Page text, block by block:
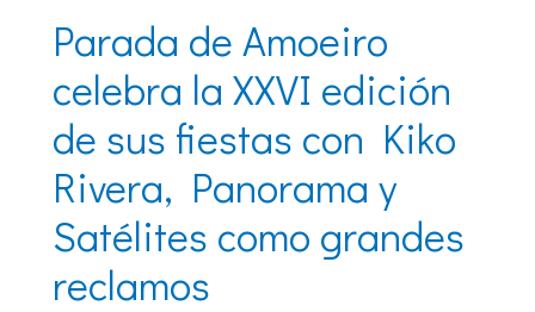
Parada de Amoeiro
celebra la XXVI edición
de sus fiestas con Kiko
Rivera, Panorama y
Satélites como grandes
reclamos